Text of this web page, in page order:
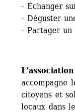
- Échanger
- Déguster
- Partager
accompagne
citoyens et
locaux dans